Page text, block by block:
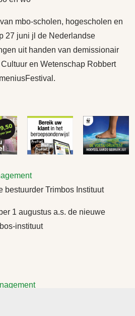
mbo-scholen, hogescholen en
27 juni jl de Nederlandse
uit handen van demissionair
en Wetenschap Robbert
bestuurder Trimbos Instituut
1 augustus a.s. de nieuwe
instituut